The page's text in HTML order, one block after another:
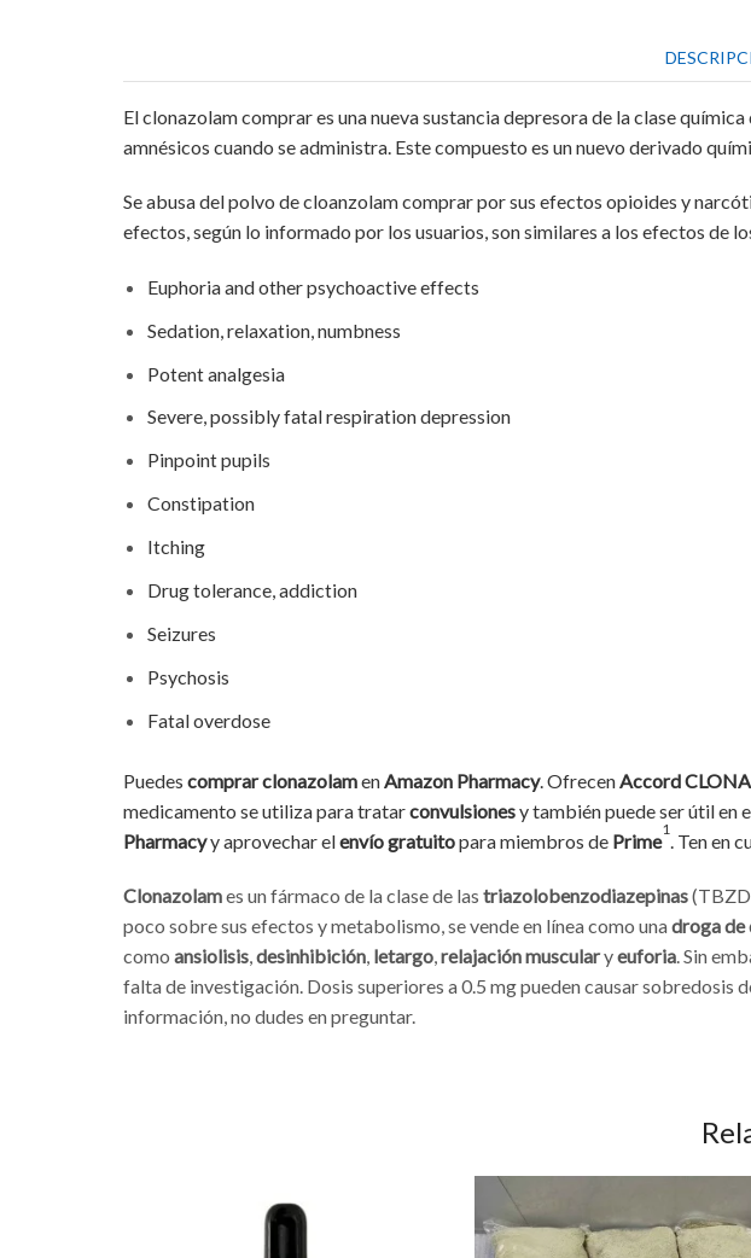
El clonazolam comprar es una nueva sustancia depresora de la clase
amnésicos cuando se administra. Este compuesto es un nuevo derivado
Se abusa del polvo de cloanzolam comprar por sus efectos opioides y
efectos, según lo informado por los usuarios, son similares a los efectos de
Euphoria and other psychoactive effects
Sedation, relaxation, numbness
Potent analgesia
Severe, possibly fatal respiration depression
Pinpoint pupils
Constipation
Itching
Drug tolerance, addiction
Seizures
Psychosis
Fatal overdose
Puedes comprar clonazolamenAmazon Pharmacy. OfrecenAccord
medicamento se utiliza para tratarconvulsionesy también puede ser útil en
Pharmacyy aprovechar elenvío gratuitopara miembros de Prime
1
. Ten en
Clonazolames un fármaco de la clase de las triazolobenzodiazepinas
poco sobre sus efectos y metabolismo, se vende en línea como unadroga de
como ansiolisis,desinhibición, letargo,relajación muscularyeuforia. Sin
falta de investigación. Dosis superiores a 0.5 mg pueden causar sobredosis
información, no dudes en preguntar.